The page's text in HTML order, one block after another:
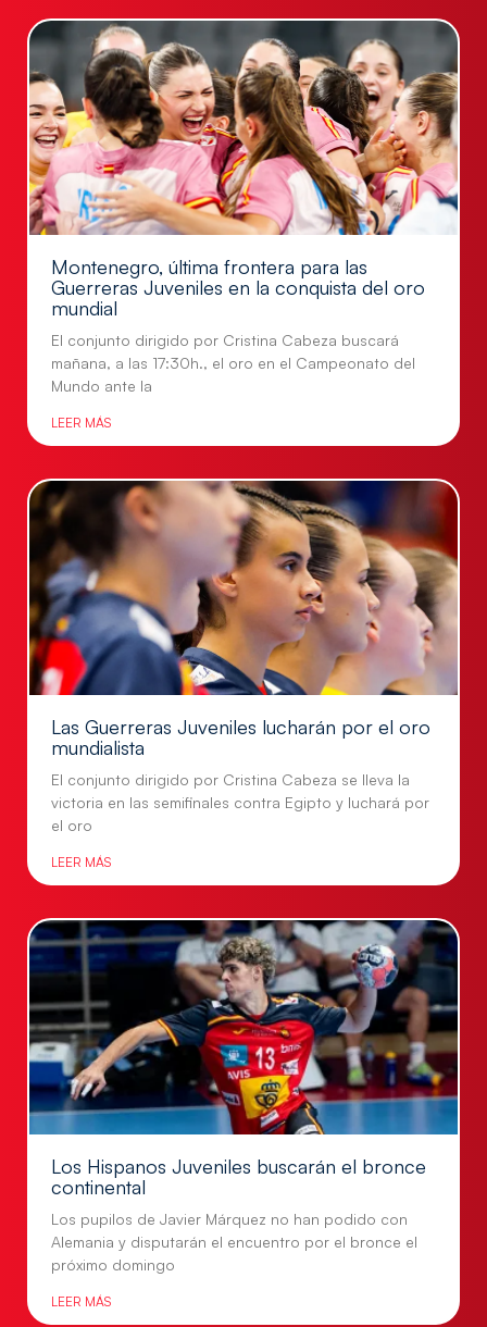
Montenegro, última frontera para las
Guerreras Juveniles en la conquista del oro
mundial
El conjunto dirigido por Cristina Cabeza buscará
mañana, a las 17:30h., el oro en el Campeonato del
Mundo ante la
LEER MÁS
Las Guerreras Juveniles lucharán por el oro
mundialista
El conjunto dirigido por Cristina Cabeza se lleva la
victoria en las semifinales contra Egipto y luchará por
el oro
LEER MÁS
Los Hispanos Juveniles buscarán el bronce
continental
Los pupilos de Javier Márquez no han podido con
Alemania y disputarán el encuentro por el bronce el
próximo domingo
LEER MÁS